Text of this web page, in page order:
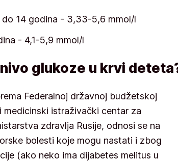
do 14 godina - 3,33-5,6 mmol/l
- 4,1-5,9 mmol/l
glukoze u krvi
Federalnoj državnoj budžetskoj
medicinski istraživački centar za
zdravlja Rusije, odnosi se na
bolesti koje mogu nastati i zbog
(ako neko ima dijabetes melitus u